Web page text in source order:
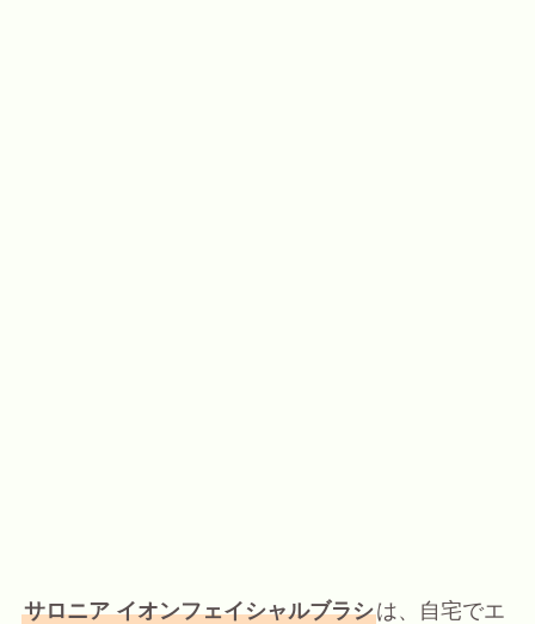
サロニア イオンフェイシャルブラシは、自宅でエ